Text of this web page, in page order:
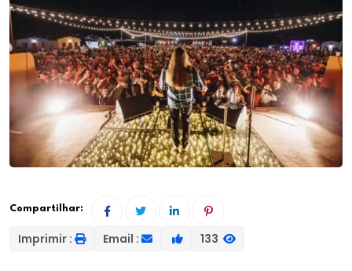
Compartilhar:
Imprimir : Email : 133